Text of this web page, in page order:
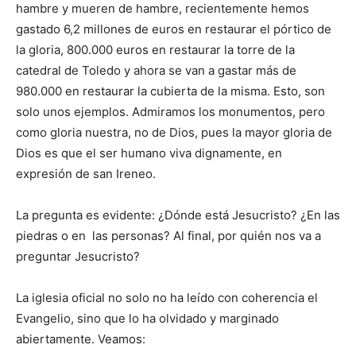
hambre y mueren de hambre, recientemente hemos
gastado 6,2 millones de euros en restaurar el pórtico de
la gloria, 800.000 euros en restaurar la torre de la
catedral de Toledo y ahora se van a gastar más de
980.000 en restaurar la cubierta de la misma. Esto, son
solo unos ejemplos. Admiramos los monumentos, pero
como gloria nuestra, no de Dios, pues la mayor gloria de
Dios es que el ser humano viva dignamente, en
expresión de san Ireneo.
La pregunta es evidente: ¿Dónde está Jesucristo? ¿En las
piedras o en las personas? Al final, por quién nos va a
preguntar Jesucristo?
La iglesia oficial no solo no ha leído con coherencia el
Evangelio, sino que lo ha olvidado y marginado
abiertamente. Veamos: